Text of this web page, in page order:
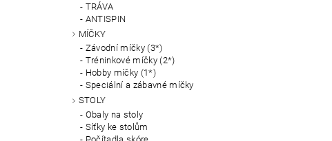
TRÁVA
ANTISPIN
MÍČKY
Závodní míčky (3*)
Tréninkové míčky (2*)
Hobby míčky (1*)
Speciální a zábavné míčky
STOLY
Obaly na stoly
Síťky ke stolům